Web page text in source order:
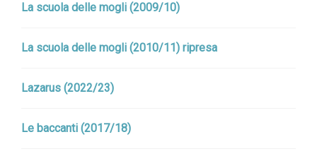
La scuola delle mogli (2009/10)
La scuola delle mogli (2010/11) ripresa
Lazarus (2022/23)
Le baccanti (2017/18)